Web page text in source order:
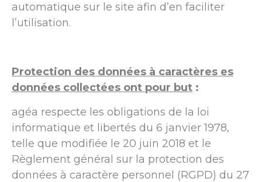
automatique sur le site afin d’en faciliter
l’utilisation.
Protection des données à caractères es
données collectées ont pour but :
agéa respecte les obligations de la loi
informatique et libertés du 6 janvier 1978,
telle que modifiée le 20 juin 2018 et le
Règlement général sur la protection des
données à caractère personnel (RGPD) du 27